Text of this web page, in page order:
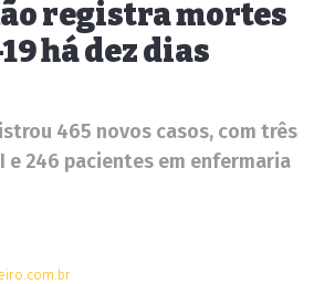
registra mortes
há dez dias
465 novos casos, com três
e 246 pacientes em enfermaria